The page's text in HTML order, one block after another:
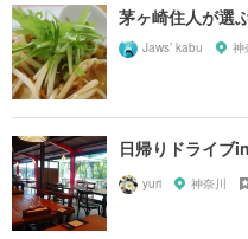
茅ヶ崎住人が選
Jaws’ kabu 神
日帰りドライ
yuri 神奈川